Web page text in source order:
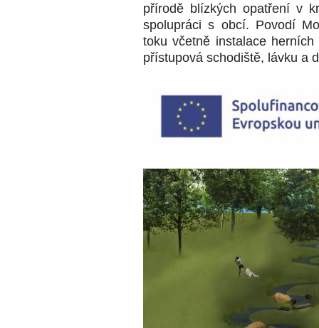
přírodě blízkých opatření v
spolupráci s obcí. Povodí
toku včetně instalace
přístupová schodiště, lávku a